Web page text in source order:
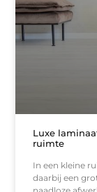
Luxe
ruimte
In een kleine
daarbij een